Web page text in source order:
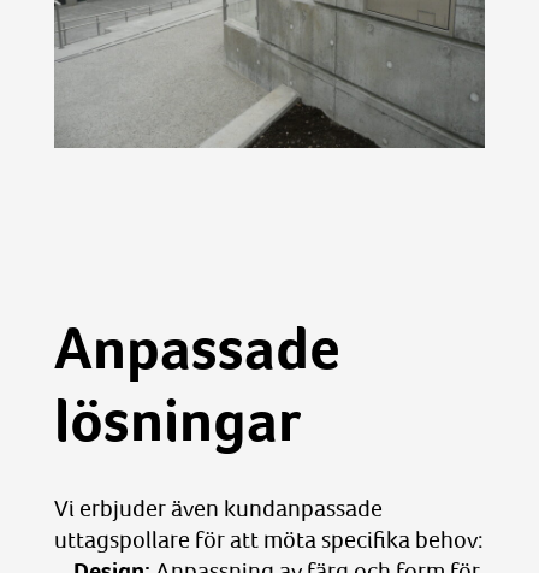
Anpassade
lösningar
Vi erbjuder även kundanpassade
uttagspollare för att möta specifika behov: